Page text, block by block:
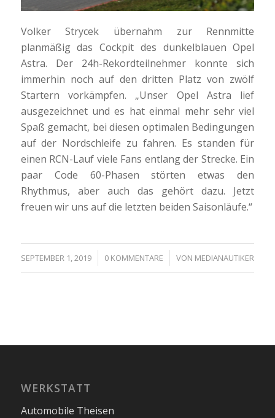
Volker Strycek übernahm zur Rennmitte
planmäßig das Cockpit des dunkelblauen Opel
Astra. Der 24h-Rekordteilnehmer konnte sich
immerhin noch auf den dritten Platz von zwölf
Startern vorkämpfen. „Unser Opel Astra lief
ausgezeichnet und es hat einmal mehr sehr viel
Spaß gemacht, bei diesen optimalen Bedingungen
auf der Nordschleife zu fahren. Es standen für
einen RCN-Lauf viele Fans entlang der Strecke. Ein
paar Code 60-Phasen störten etwas den
Rhythmus, aber auch das gehört dazu. Jetzt
freuen wir uns auf die letzten beiden Saisonläufe.“
SEPTEMBER 1, 2019
/ 0 KOMMENTARE
/ VON MEDIANAUTIKER
WERKSTATT
Automobile Theisen